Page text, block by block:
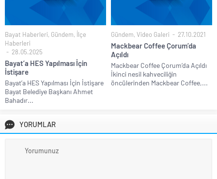
Bayat Haberleri, Gündem, İlçe
Haberleri
28.05.2025
Bayat’a HES Yapılması İçin
İstişare
Bayat’a HES Yapılması İçin İstişare
Bayat Belediye Başkanı Ahmet
Bahadır...
Gündem, Video Galeri 27.10.2021
Mackbear Coffee Çorum’da
Açıldı
Mackbear Coffee Çorum’da Açıldı
İkinci nesil kahveciliğin
öncülerinden Mackbear Coffee,...
YORUMLAR